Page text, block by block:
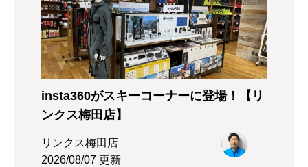
insta360がスキーコーナーに登場！【リ
ンクス梅田店】
リンクス梅田店
2026/08/07 更新